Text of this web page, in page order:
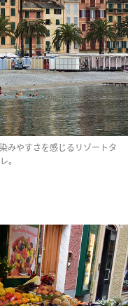
みやすさを感じるリゾートタ
。